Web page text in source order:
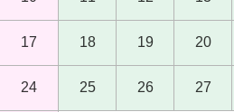
17 18 19 20
24 25 26 27